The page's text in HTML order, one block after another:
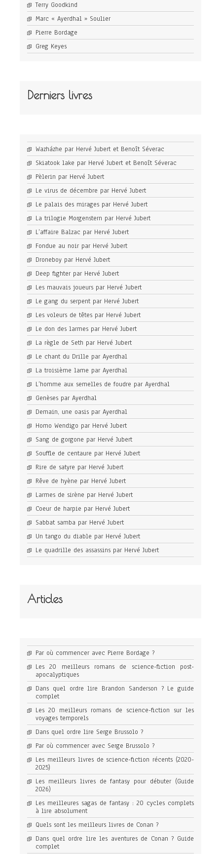
Terry Goodkind
Marc « Ayerdhal » Soulier
Pierre Bordage
Greg Keyes
Derniers livres
Wazházhe par Hervé Jubert et Benoît Séverac
Skiatook lake par Hervé Jubert et Benoît Séverac
Pèlerin par Hervé Jubert
Le virus de décembre par Hervé Jubert
Le palais des mirages par Hervé Jubert
La trilogie Morgenstern par Hervé Jubert
L’affaire Balzac par Hervé Jubert
Fondue au noir par Hervé Jubert
Droneboy par Hervé Jubert
Deep fighter par Hervé Jubert
Les mauvais joueurs par Hervé Jubert
Le gang du serpent par Hervé Jubert
Les voleurs de têtes par Hervé Jubert
Le don des larmes par Hervé Jubert
La règle de Seth par Hervé Jubert
Le chant du Drille par Ayerdhal
La troisième lame par Ayerdhal
L’homme aux semelles de foudre par Ayerdhal
Genèses par Ayerdhal
Demain, une oasis par Ayerdhal
Homo Wendigo par Hervé Jubert
Sang de gorgone par Hervé Jubert
Souffle de centaure par Hervé Jubert
Rire de satyre par Hervé Jubert
Rêve de hyène par Hervé Jubert
Larmes de sirène par Hervé Jubert
Coeur de harpie par Hervé Jubert
Sabbat samba par Hervé Jubert
Un tango du diable par Hervé Jubert
Le quadrille des assassins par Hervé Jubert
Articles
Par où commencer avec Pierre Bordage ?
Les 20 meilleurs romans de science-fiction post-
apocalyptiques
Dans quel ordre lire Brandon Sanderson ? Le guide
complet
Les 20 meilleurs romans de science-fiction sur les
voyages temporels
Dans quel ordre lire Serge Brussolo ?
Par où commencer avec Serge Brussolo ?
Les meilleurs livres de science-fiction récents (2020-
2025)
Les meilleurs livres de fantasy pour débuter (Guide
2026)
Les meilleures sagas de fantasy : 20 cycles complets
à lire absolument
Quels sont les meilleurs livres de Conan ?
Dans quel ordre lire les aventures de Conan ? Guide
complet